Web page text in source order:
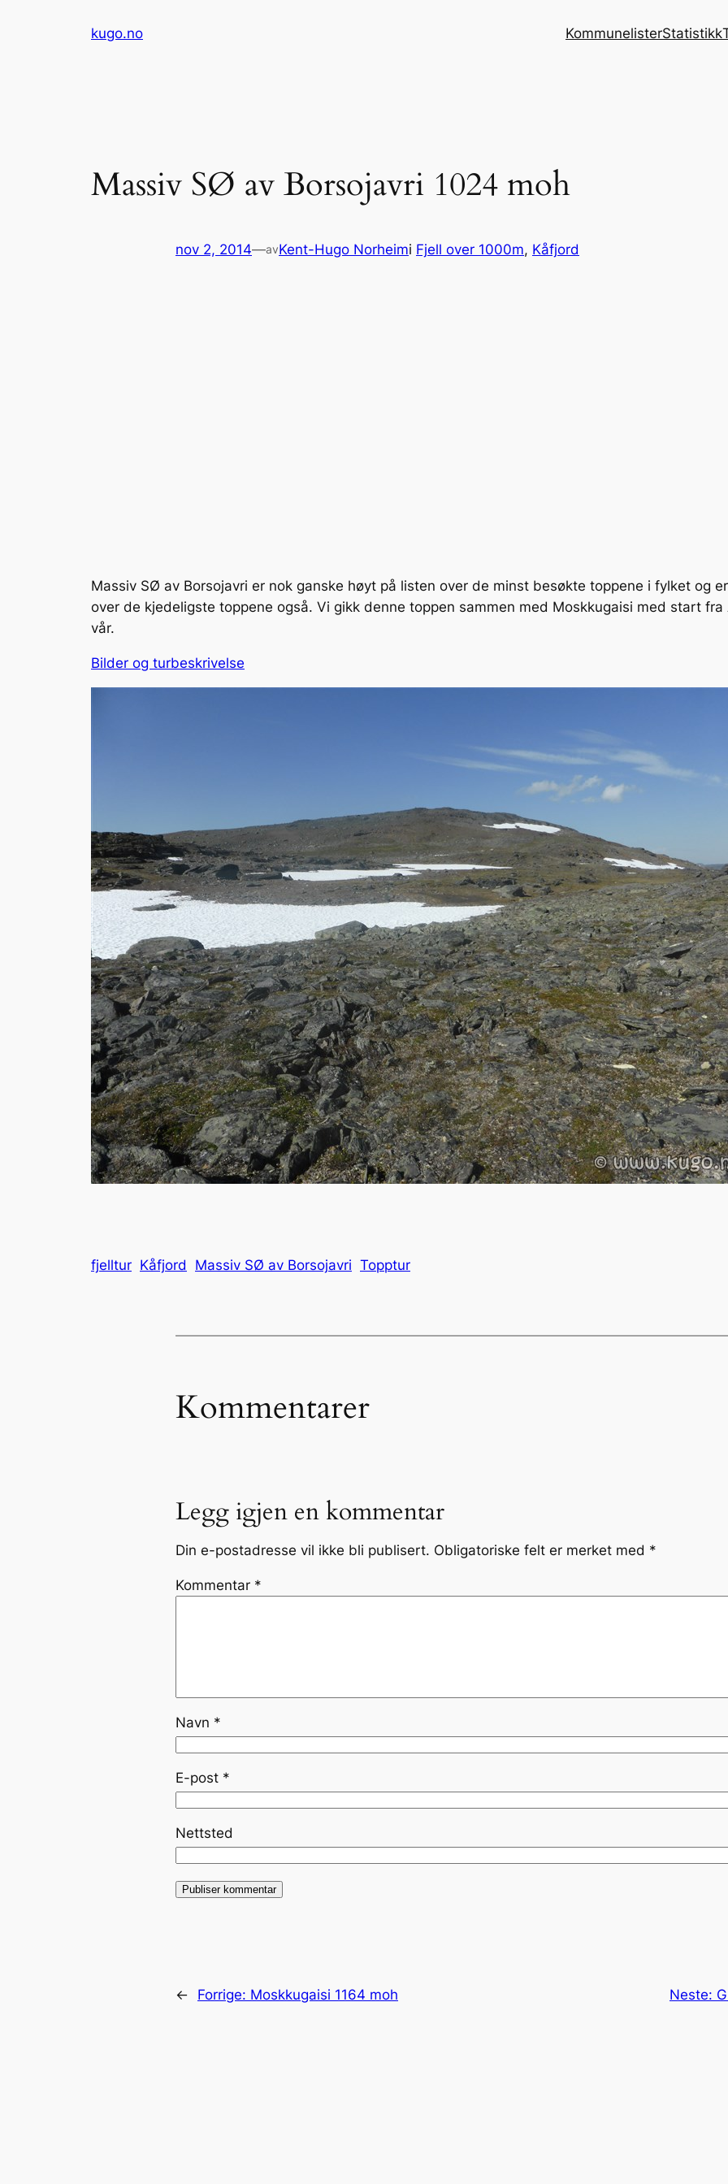
kugo.no KommunelisterStatistikk
Massiv SØ av Borsojavri 1024 moh
nov 2, 2014—avKent-Hugo Norheimi Fjell over 1000m, Kåfjord
Massiv SØ av Borsojavri er nok ganske høyt på listen over de minst besøkte toppene i fylket og
over de kjedeligste toppene også. Vi gikk denne toppen sammen med Moskkugaisi med start
vår.
Bilder og turbeskrivelse
fjelltur Kåfjord Massiv SØ av Borsojavri Topptur
Kommentarer
Legg igjen en kommentar
Din e-postadresse vil ikke bli publisert. Obligatoriske felt er merket med *
Kommentar *
Navn *
E-post *
Nettsted
← Forrige: Moskkugaisi 1164 moh Neste: